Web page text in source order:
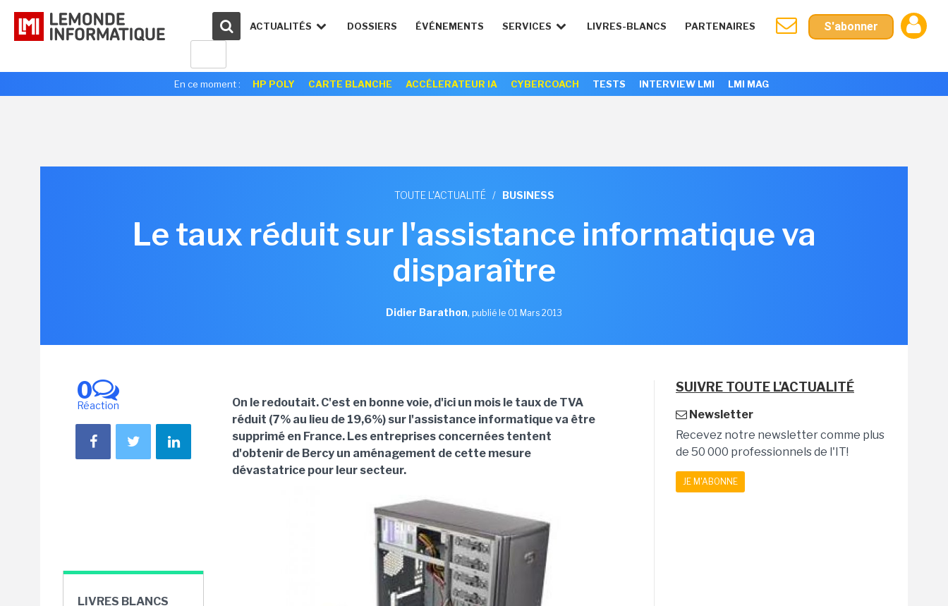
ACTUALITÉS DOSSIERS ÉVÉNEMENTS SERVICES LIVRES-BLANCS PARTENAIRES S'abonner
En ce moment : HP POLY CARTE BLANCHE ACCÉLERATEUR IA CYBERCOACH TESTS INTERVIEW LMI LMI MAG
TOUTE L'ACTUALITÉ / BUSINESS
Le taux réduit sur l'assistance informatique va
disparaître
Didier Barathon, publié le 01 Mars 2013
0
Réaction
LIVRES BLANCS
On le redoutait. C'est en bonne voie, d'ici un mois le taux de TVA
réduit (7% au lieu de 19,6%) sur l'assistance informatique va être
supprimé en France. Les entreprises concernées tentent
d'obtenir de Bercy un aménagement de cette mesure
dévastatrice pour leur secteur.
SUIVRE TOUTE L'ACTUALITÉ
Newsletter
Recevez notre newsletter comme plus
de 50 000 professionnels de l'IT!
JE M'ABONNE